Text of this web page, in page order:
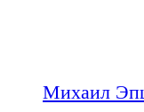
Михаил